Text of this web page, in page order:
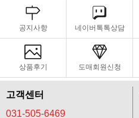
공지사항 네이버톡톡상담
상품후기 도매회원신청
고객센터
031-505-6469